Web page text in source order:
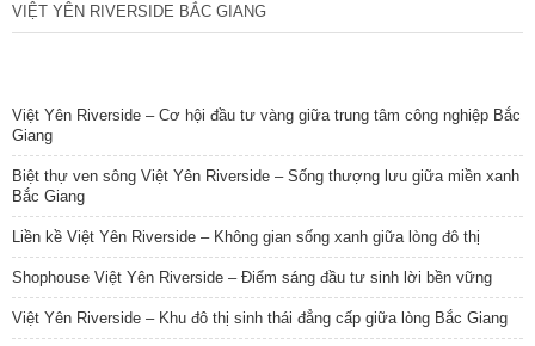
VIỆT YÊN RIVERSIDE BẮC GIANG
Việt Yên Riverside – Cơ hội đầu tư vàng giữa trung tâm công nghiệp Bắc
Giang
Biệt thự ven sông Việt Yên Riverside – Sống thượng lưu giữa miền xanh
Bắc Giang
Liền kề Việt Yên Riverside – Không gian sống xanh giữa lòng đô thị
Shophouse Việt Yên Riverside – Điểm sáng đầu tư sinh lời bền vững
Việt Yên Riverside – Khu đô thị sinh thái đẳng cấp giữa lòng Bắc Giang